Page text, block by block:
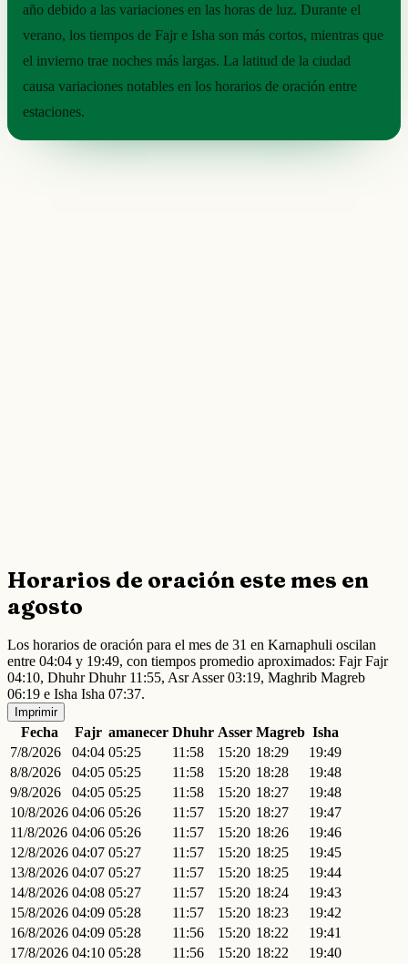
año debido a las variaciones en las horas de luz. Durante el
verano, los tiempos de Fajr e Isha son más cortos, mientras que
el invierno trae noches más largas. La latitud de la ciudad
causa variaciones notables en los horarios de oración entre
estaciones.
Horarios de oración este mes en
agosto
Los horarios de oración para el mes de 31 en Karnaphuli oscilan
entre 04:04 y 19:49, con tiempos promedio aproximados: Fajr Fajr
04:10, Dhuhr Dhuhr 11:55, Asr Asser 03:19, Maghrib Magreb
06:19 e Isha Isha 07:37.
Imprimir
Fecha Fajr amanecer Dhuhr Asser Magreb Isha
7/8/2026
04:04 05:25 11:58 15:20 18:29
19:49
8/8/2026
04:05 05:25 11:58 15:20 18:28
19:48
9/8/2026
04:05 05:25 11:58 15:20 18:27
19:48
10/8/2026 04:06 05:26 11:57 15:20 18:27
19:47
11/8/2026 04:06 05:26 11:57 15:20 18:26
19:46
12/8/2026 04:07 05:27 11:57 15:20 18:25
19:45
13/8/2026 04:07 05:27 11:57 15:20 18:25
19:44
14/8/2026 04:08 05:27 11:57 15:20 18:24
19:43
15/8/2026 04:09 05:28 11:57 15:20 18:23
19:42
16/8/2026 04:09 05:28 11:56 15:20 18:22
19:41
17/8/2026 04:10 05:28 11:56 15:20 18:22
19:40